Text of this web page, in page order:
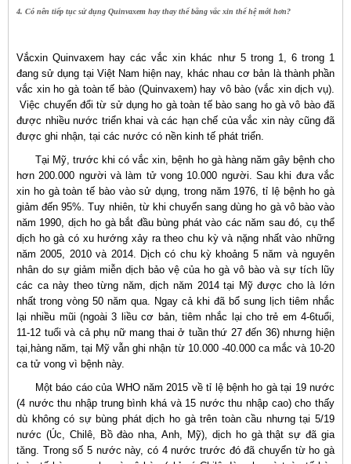
4. Có nên tiếp tục sử dụng Quinvaxem hay thay thế bằng vắc xin thế hệ mới hơn?
Vắcxin Quinvaxem hay các vắc xin khác như 5 trong 1, 6 trong 1
đang sử dụng tại Việt Nam hiện nay, khác nhau cơ bản là thành phần
vắc xin ho gà toàn tế bào (Quinvaxem) hay vô bào (vắc xin dịch vụ).
Việc chuyển đổi từ sử dụng ho gà toàn tế bào sang ho gà vô bào đã
được nhiều nước triển khai và các hạn chế của vắc xin này cũng đã
được ghi nhận, tại các nước có nền kinh tế phát triển.
Tại Mỹ, trước khi có vắc xin, bệnh ho gà hàng năm gây bệnh cho
hơn 200.000 người và làm tử vong 10.000 người. Sau khi đưa vắc
xin ho gà toàn tế bào vào sử dụng, trong năm 1976, tỉ lệ bệnh ho gà
giảm đến 95%. Tuy nhiên, từ khi chuyển sang dùng ho gà vô bào vào
năm 1990, dịch ho gà bắt đầu bùng phát vào các năm sau đó, cụ thể
dịch ho gà có xu hướng xảy ra theo chu kỳ và nặng nhất vào những
năm 2005, 2010 và 2014. Dịch có chu kỳ khoảng 5 năm và nguyên
nhân do sự giảm miễn dịch bảo vệ của ho gà vô bào và sự tích lũy
các ca này theo từng năm, dịch năm 2014 tại Mỹ được cho là lớn
nhất trong vòng 50 năm qua. Ngay cả khi đã bổ sung lịch tiêm nhắc
lại nhiều mũi (ngoài 3 liều cơ bản, tiêm nhắc lại cho trẻ em 4-6tuổi,
11-12 tuổi và cả phụ nữ mang thai ở tuần thứ 27 đến 36) nhưng hiện
tại,hàng năm, tại Mỹ vẫn ghi nhận từ 10.000 -40.000 ca mắc và 10-20
ca tử vong vì bệnh này.
Một báo cáo của WHO năm 2015 về tỉ lệ bệnh ho gà tại 19 nước
(4 nước thu nhập trung bình khá và 15 nước thu nhập cao) cho thấy
dù không có sự bùng phát dịch ho gà trên toàn cầu nhưng tại 5/19
nước (Úc, Chilê, Bồ đào nha, Anh, Mỹ), dịch ho gà thật sự đã gia
tăng. Trong số 5 nước này, có 4 nước trước đó đã chuyển từ ho gà